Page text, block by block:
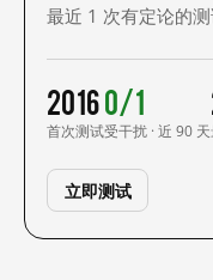
最近 1 次有定论的测
2016
首次测试
0/1
受干扰 · 近 90 天
立即测试